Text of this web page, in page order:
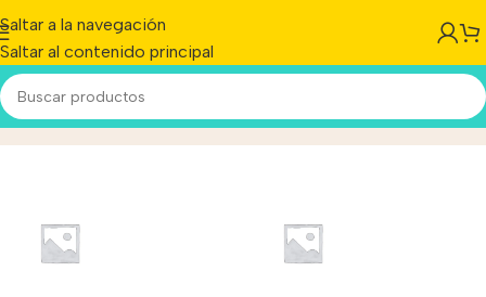
Saltar a la navegación
Saltar al contenido principal
Kualcos LaboratoriosInicio/Producto